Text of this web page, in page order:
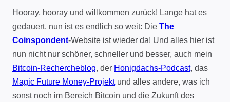
Hooray, hooray und willkommen zurück! Lange hat es
gedauert, nun ist es endlich so weit: Die The
Coinspondent-Website ist wieder da! Und alles hier ist
nun nicht nur schöner, schneller und besser, auch mein
Bitcoin-Rechercheblog, der Honigdachs-Podcast, das
Magic Future Money-Projektund alles andere, was ich
sonst noch im Bereich Bitcoin und die Zukunft des